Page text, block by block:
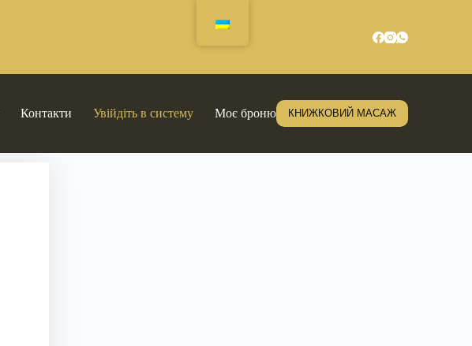
Контакти Увійдіть в систему Моє бронюванняКНИЖКОВИЙ МАСАЖ